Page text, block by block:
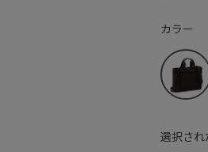
選択され
カラー